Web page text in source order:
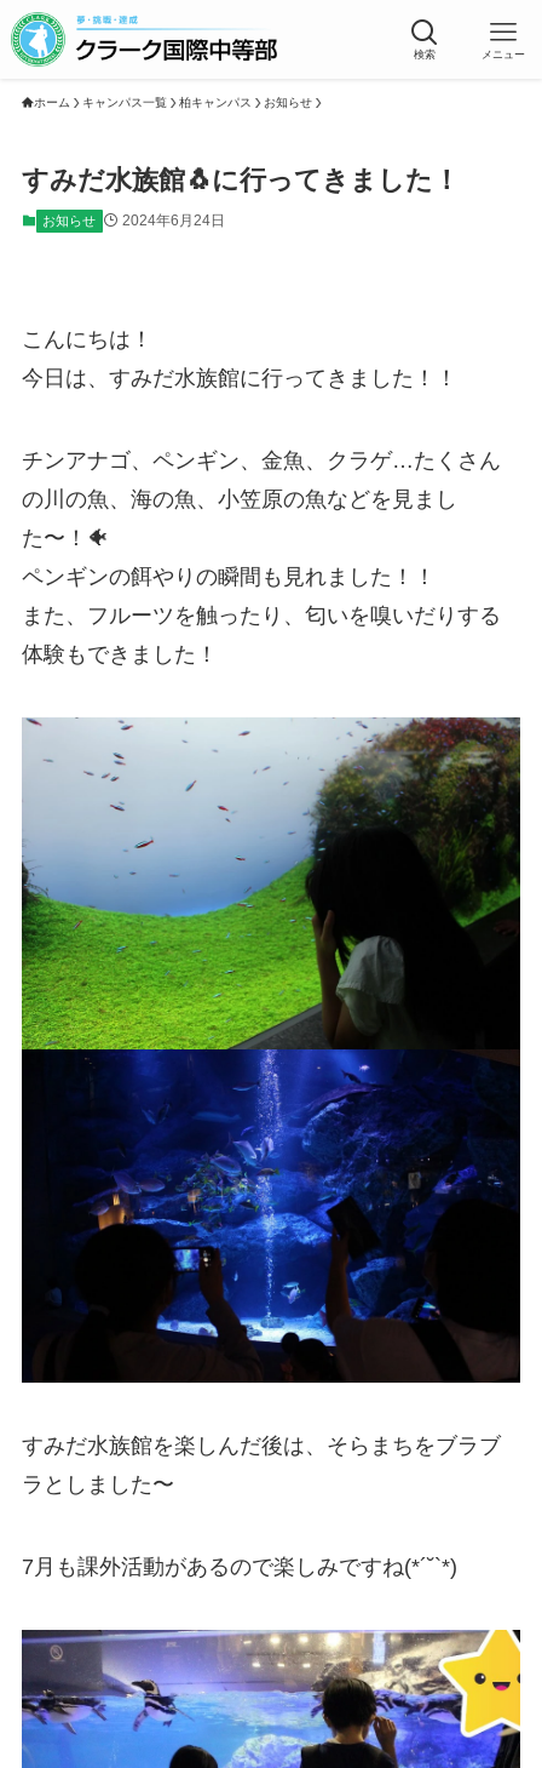
検索 メニュー
ホーム キャンパス一覧 柏キャンパス お知らせ
すみだ水族館🐧に行ってきました！
お知らせ 2024年6月24日
こんにちは！
今日は、すみだ水族館に行ってきました！！
チンアナゴ、ペンギン、金魚、クラゲ…たくさん
の川の魚、海の魚、小笠原の魚などを見まし
た〜！🐠
ペンギンの餌やりの瞬間も見れました！！
また、フルーツを触ったり、匂いを嗅いだりする
体験もできました！
すみだ水族館を楽しんだ後は、そらまちをブラブ
ラとしました〜
7月も課外活動があるので楽しみですね(*´˘`*)